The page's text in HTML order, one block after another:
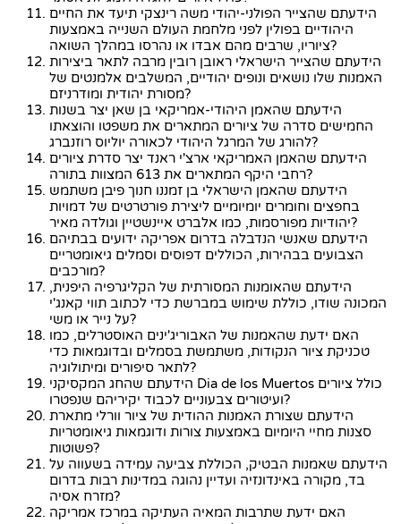
הידעתם שהצייר הפולני-יהודי משה רינצקי תיעד את החיים
היהודיים בפולין לפני מלחמת העולם השנייה באמצעות
ציוריו, שרבים מהם אבדו או נהרסו במהלך השואה?
הידעתם שהצייר הישראלי ראובן רובין מרבה לתאר ביצירות
האמנות שלו נושאים ונופים יהודיים, המשלבים אלמנטים של
מסורת יהודית ומודרניזם?
הידעתם שהאמן היהודי-אמריקאי בן שאן יצר בשנות
החמישים סדרה של ציורים המתארים את משפטו והוצאתו
להורג של המרגל היהודי לכאורה יוליוס רוזנברג?
הידעתם שהאמן האמריקאי ארצ'י ראנד יצר סדרת ציורים
רחבי היקף המתארים את 613 המצוות בתורה?
הידעתם שהאמן הישראלי בן זמננו חנוך פיבן משתמש
בחפצים וחומרים יומיומיים ליצירת פורטרטים של דמויות
יהודיות מפורסמות, כמו אלברט איינשטיין וגולדה מאיר?
הידעתם שאנשי הנדבלה בדרום אפריקה ידועים בבתיהם
הצבועים בבהירות, הכוללים דפוסים וסמלים גיאומטריים
מורכבים?
הידעתם שהאומנות המסורתית של הקליגרפיה היפנית,
המכונה שודו, כוללת שימוש במברשת כדי לכתוב תווי קאנג'י
על נייר או משי?
האם ידעת שהאמנות של האבוריג'ינים האוסטרלים, כמו
טכניקת ציור הנקודות, משתמשת בסמלים ובדוגמאות כדי
לתאר סיפורים ומיתולוגיה?
הידעתם שהחג המקסיקני Dia de los Muertos כולל ציורים
ועיטורים צבעוניים לכבוד יקיריהם שנפטרו?
הידעתם שצורת האמנות ההודית של ציור וורלי מתארת
סצנות מחיי היומיום באמצעות צורות ודוגמאות גיאומטריות
פשוטות?
הידעתם שאמנות הבטיק, הכוללת צביעה עמידה בשעווה על
בד, מקורה באינדונזיה ועדיין נהוגה במדינות רבות בדרום
מזרח אסיה?
האם ידעת שתרבות המאיה העתיקה במרכז אמריקה